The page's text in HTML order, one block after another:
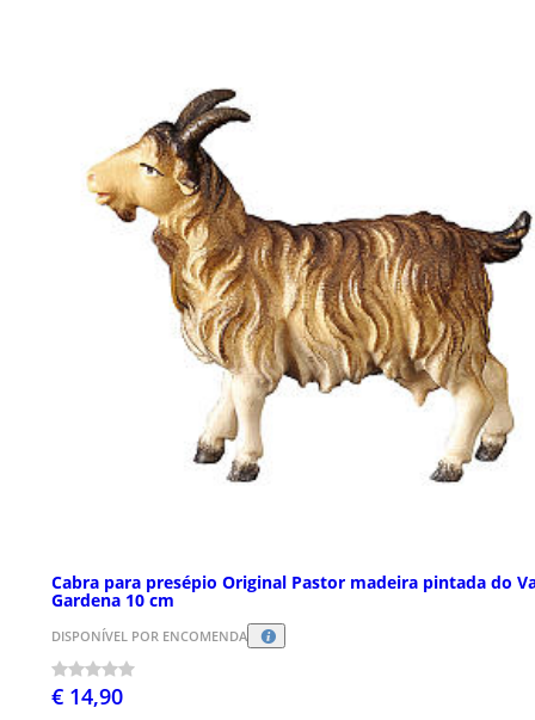
Cabra para presépio Original Pastor madeira pintada do
Gardena 10 cm
DISPONÍVEL POR ENCOMENDA
€ 14,90